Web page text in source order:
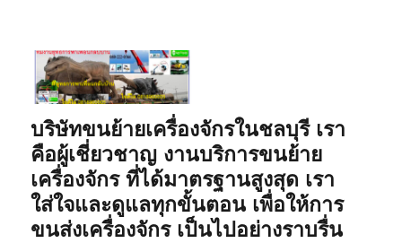
บริษัทขนย้ายเครื่องจักรในชลบุรี เรา
คือผู้เชี่ยวชาญ งานบริการขนย้าย
เครื่องจักร ที่ได้มาตรฐานสูงสุด เรา
ใส่ใจและดูแลทุกขั้นตอน เพื่อให้การ
ขนส่งเครื่องจักร เป็นไปอย่างราบรื่น